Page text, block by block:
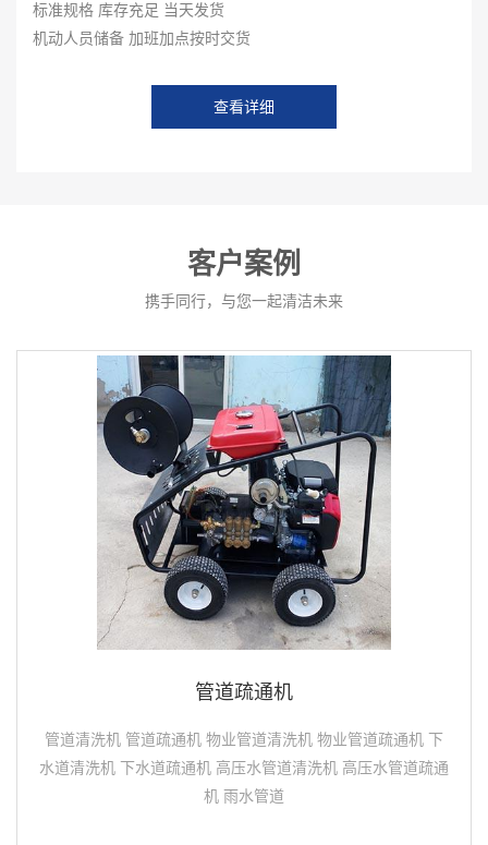
标准规格 库存充足 当天发货
机动人员储备 加班加点按时交货
查看详细
客户案例
携手同行，与您一起清洁未来
管道疏通机
管道清洗机 管道疏通机 物业管道清洗机 物业管道疏通机 下
水道清洗机 下水道疏通机 高压水管道清洗机 高压水管道疏通
机 雨水管道